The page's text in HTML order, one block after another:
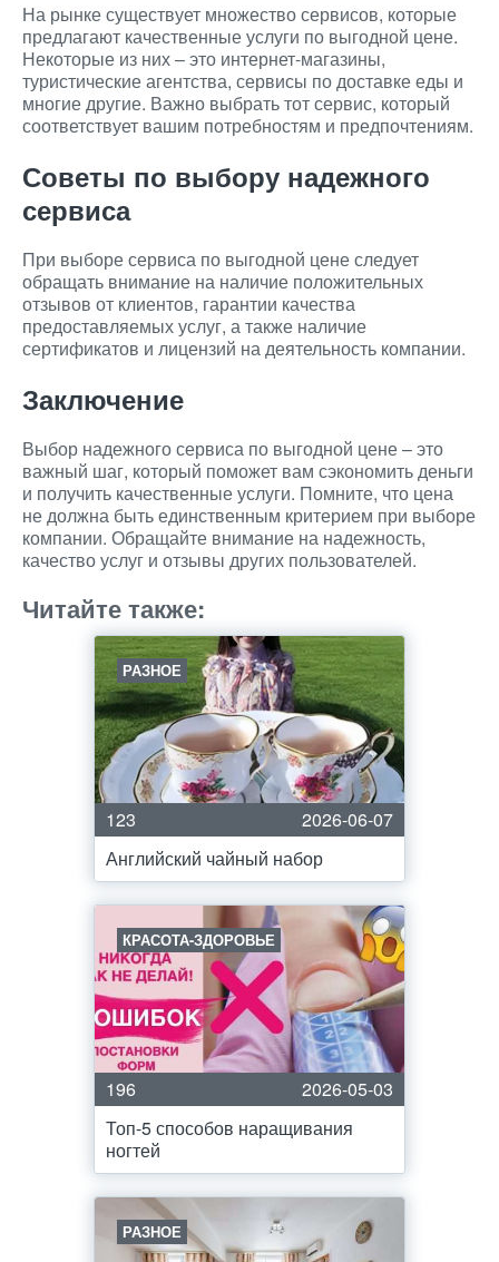
На рынке существует множество сервисов, которые
предлагают качественные услуги по выгодной цене.
Некоторые из них – это интернет-магазины,
туристические агентства, сервисы по доставке еды и
многие другие. Важно выбрать тот сервис, который
соответствует вашим потребностям и предпочтениям.
Советы по выбору надежного
сервиса
При выборе сервиса по выгодной цене следует
обращать внимание на наличие положительных
отзывов от клиентов, гарантии качества
предоставляемых услуг, а также наличие
сертификатов и лицензий на деятельность компании.
Заключение
Выбор надежного сервиса по выгодной цене – это
важный шаг, который поможет вам сэкономить деньги
и получить качественные услуги. Помните, что цена
не должна быть единственным критерием при выборе
компании. Обращайте внимание на надежность,
качество услуг и отзывы других пользователей.
Читайте также:
РАЗНОЕ
123
2026-06-07
Английский чайный набор
КРАСОТА-ЗДОРОВЬЕ
196
2026-05-03
Топ-5 способов наращивания
ногтей
РАЗНОЕ